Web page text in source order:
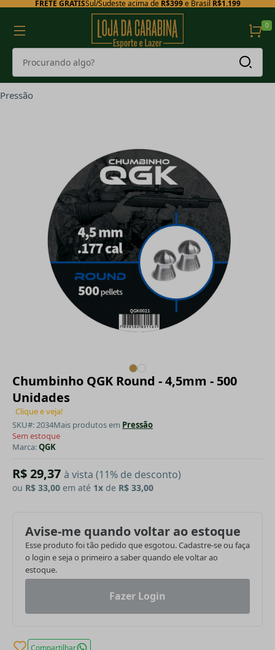
FRETE GRÁTISSul/Sudeste acima de R$399e Brasil R$1.199
0
Pressão
Chumbinho QGK Round - 4,5mm - 500
Unidades
Clique e veja!
SKU#: 2034Mais produtos em Pressão
Sem estoque
Marca:QGK
R$ 29,37 à vista (11% de desconto)
ou R$ 33,00 em até 1x de R$ 33,00
Avise-me quando voltar ao estoque
Esse produto foi tão pedido que esgotou. Cadastre-se ou faça
o login e seja o primeiro a saber quando ele voltar ao
estoque.
Fazer Login
Compartilhar